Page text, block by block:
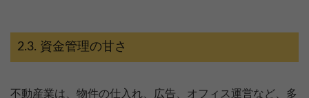
資金管理の甘さ
不動産業は、物件の仕入れ、広告、オフィス運営など、多